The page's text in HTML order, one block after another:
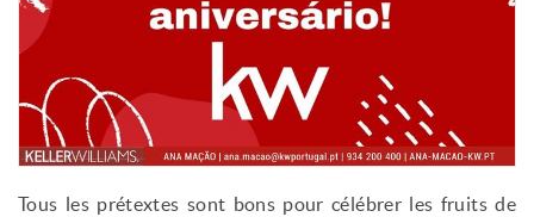
Tous les prétextes sont bons pour célébrer les fruits de